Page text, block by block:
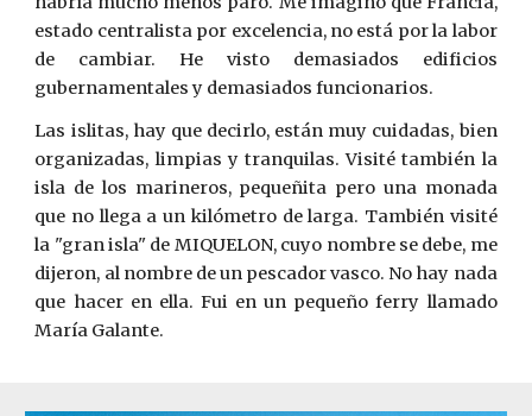
estado centralista por excelencia, no está por la labor
de cambiar. He visto demasiados edificios
gubernamentales y demasiados funcionarios.
Las islitas, hay que decirlo, están muy cuidadas, bien
organizadas, limpias y tranquilas. Visité también la
isla de los marineros, pequeñita pero una monada
que no llega a un kilómetro de larga. También visité
la "gran isla" de MIQUELON, cuyo nombre se debe, me
dijeron, al nombre de un pescador vasco. No hay nada
que hacer en ella. Fui en un pequeño ferry llamado
María Galante.